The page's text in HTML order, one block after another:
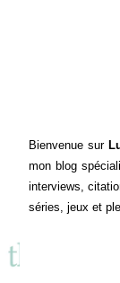
Bienvenue sur
mon blog
interviews,
séries, jeux et